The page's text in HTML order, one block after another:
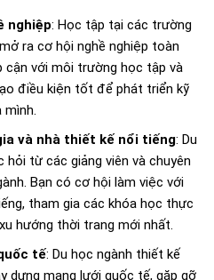
nghiệp: Học tập tại các trường
ra cơ hội nghề nghiệp toàn
cận với môi trường học tập và
điều kiện tốt để phát triển kỹ
mình.
và nhà thiết kế nổi tiếng: Du
hỏi từ các giảng viên và chuyên
Bạn có cơ hội làm việc với
tham gia các khóa học thực
hướng thời trang mới nhất.
tế: Du học ngành thiết kế
dựng mạng lưới quốc tế, gặp gỡ